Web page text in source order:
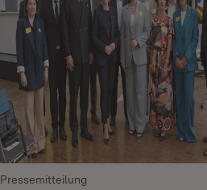
Pressemitteilung